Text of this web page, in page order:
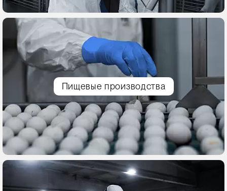
Пищевые производства